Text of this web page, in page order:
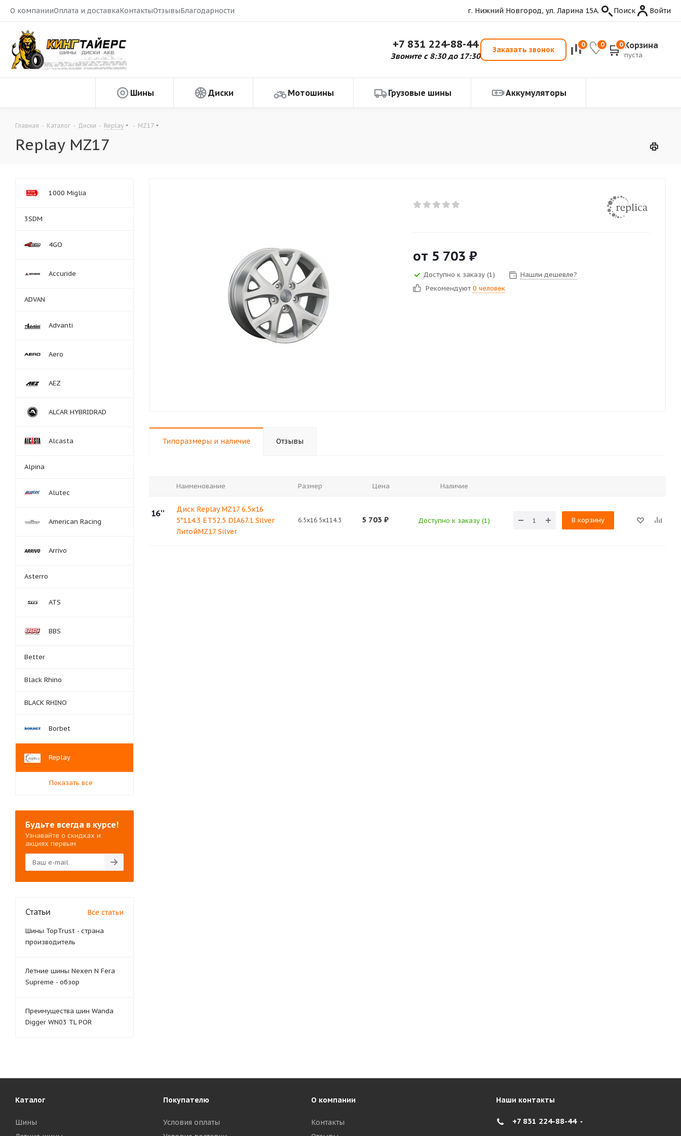
О компанииОплата и доставкаКонтактыОтзывыБлагодарности г. Нижний Новгород, ул. Ларина 15А. Поиск Войти
+7 831 224-88-44
Звоните с 8:30 до 17:30
Заказать звонок
0 0 0 Корзина
пуста
Шины Диски Мотошины Грузовые шины Аккумуляторы
Главная - Каталог - Диски - Replay - MZ17
Replay MZ17
от 5 703 ₽
Доступно к заказу (1)
Нашли дешевле?
Рекомендуют 0 человек
Типоразмеры и наличие Отзывы
Наименование Размер Цена Наличие
16''
Диск Replay MZ17 6.5x16
5*114.3 ET52.5 DIA67.1 Silver
ЛитойMZ17 Silver
6.5x16 5x114.3 5 703 ₽ Доступно к заказу (1) В корзину
1000 Miglia
3SDM
4GO
Accuride
ADVAN
Advanti
Aero
AEZ
ALCAR HYBRIDRAD
Alcasta
Alpina
Alutec
American Racing
Arrivo
Asterro
ATS
BBS
Better
Black Rhino
BLACK RHINO
Borbet
Replay
Показать все
Будьте всегда в курсе!
Узнавайте о скидках и
акциях первым
Статьи Все статьи
Шины TopTrust - страна
производитель
Летние шины Nexen N Fera
Supreme - обзор
Преимущества шин Wanda
Digger WN03 TL POR
Каталог
Шины
Покупателю
Условия оплаты
О компании
Контакты
Наши контакты
+7 831 224-88-44